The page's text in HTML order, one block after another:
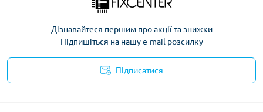
Дізнавайтеся першим про акції та знижки
Підпишіться на нашу e-mail розсилку
Підписатися